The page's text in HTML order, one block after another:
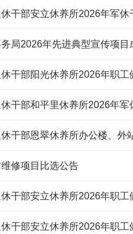
局2026年先进典型宣传项目
干部阳光休养所2026年职
干部恩翠休养所办公楼、外
修项目比选公告
干部安立休养所2026年职
干部安立休养所2026年职